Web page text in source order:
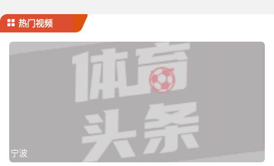
热门视频
宁波